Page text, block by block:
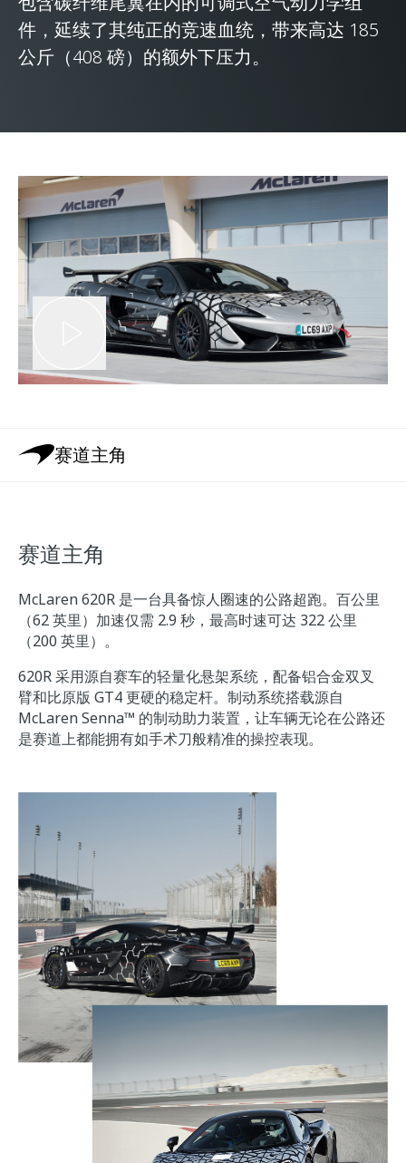
件，延续了其纯正的竞速血统，带来高达 185
公斤（408 磅）的额外下压力。
赛道主角
赛道主角
McLaren 620R 是一台具备惊人圈速的公路超跑。百公里
（62 英里）加速仅需 2.9 秒，最高时速可达 322 公里
（200 英里）。
620R 采用源自赛车的轻量化悬架系统，配备铝合金双叉
臂和比原版 GT4 更硬的稳定杆。制动系统搭载源自
McLaren Senna™ 的制动助力装置，让车辆无论在公路还
是赛道上都能拥有如手术刀般精准的操控表现。